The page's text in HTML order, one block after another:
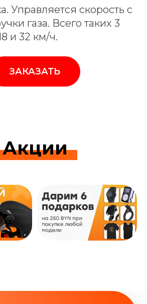
Управляется скорость с
газа. Всего таких 3
и 32 км/ч.
ЗАКАЗАТЬ
Акции